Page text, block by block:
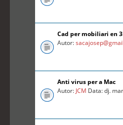
Cad per mobiliari en
Autor:
Anti virus per a Mac
Autor: JCM Data: dj.